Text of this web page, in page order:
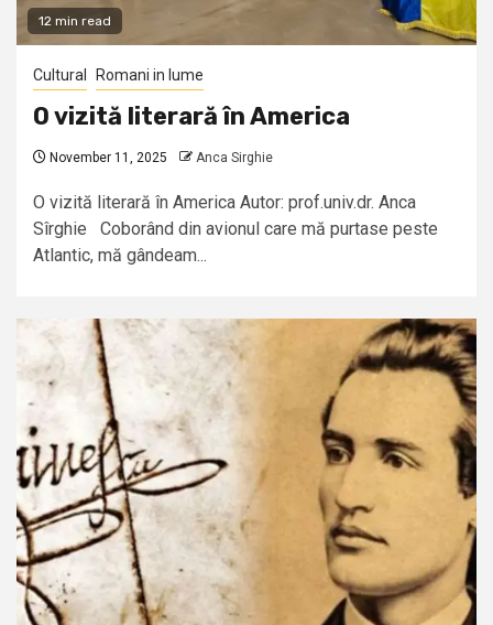
12 min read
Cultural Romani in lume
O vizită literară în America
November 11, 2025 Anca Sirghie
O vizită literară în America Autor: prof.univ.dr. Anca
Sîrghie Coborând din avionul care mă purtase peste
Atlantic, mă gândeam...